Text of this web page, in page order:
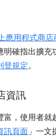
應用程式商店
明確指出擴充
登規定。
資訊
富，使用者就
訊頁面」一文